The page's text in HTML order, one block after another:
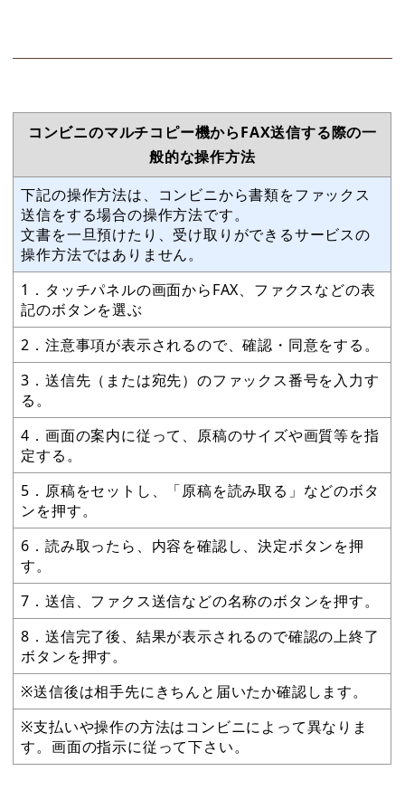
コンビニのマルチコピー機からFAX送信する際の一
般的な操作方法
下記の操作方法は、コンビニから書類をファックス
送信をする場合の操作方法です。
文書を一旦預けたり、受け取りができるサービスの
操作方法ではありません。
1．タッチパネルの画面からFAX、ファクスなどの表
記のボタンを選ぶ
2．注意事項が表示されるので、確認・同意をする。
3．送信先（または宛先）のファックス番号を入力す
る。
4．画面の案内に従って、原稿のサイズや画質等を指
定する。
5．原稿をセットし、「原稿を読み取る」などのボタ
ンを押す。
6．読み取ったら、内容を確認し、決定ボタンを押
す。
7．送信、ファクス送信などの名称のボタンを押す。
8．送信完了後、結果が表示されるので確認の上終了
ボタンを押す。
※送信後は相手先にきちんと届いたか確認します。
※支払いや操作の方法はコンビニによって異なりま
す。画面の指示に従って下さい。